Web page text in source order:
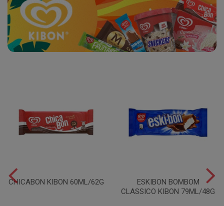
CHICABON KIBON 60ML/62G
ESKIBON BOMBOM
CLASSICO KIBON 79ML/48G